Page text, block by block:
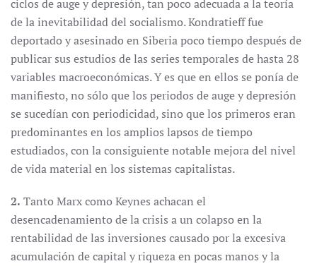
ciclos de auge y depresión, tan poco adecuada a la teoría
de la inevitabilidad del socialismo. Kondratieff fue
deportado y asesinado en Siberia poco tiempo después de
publicar sus estudios de las series temporales de hasta 28
variables macroeconómicas. Y es que en ellos se ponía de
manifiesto, no sólo que los periodos de auge y depresión
se sucedían con periodicidad, sino que los primeros eran
predominantes en los amplios lapsos de tiempo
estudiados, con la consiguiente notable mejora del nivel
de vida material en los sistemas capitalistas.
2. Tanto Marx como Keynes achacan el
desencadenamiento de la crisis a un colapso en la
rentabilidad de las inversiones causado por la excesiva
acumulación de capital y riqueza en pocas manos y la